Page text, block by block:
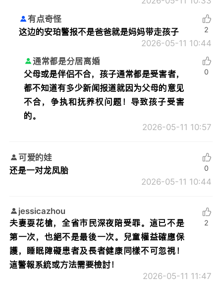
有点奇怪
这边的安珀警报不是爸爸就是妈妈带走孩子
2026-05-11 10:44
2
通常都是分居离婚
父母或是伴侣不合，孩子通常都是受害者，
都不知道有多少新闻报道就因为父母的意见
不合，争执和抚养权问题！导致孩子受害
的。
2026-05-11 10:57
0
可爱的娃
还是一对龙凤胎
2026-05-11 10:44
0
jessicazhou
夫妻耍花槍，全省市民深夜陪受罪。這已不是
第一次，也絕不是最後一次。兒童權益確應保
護，睡眠障礙患者及長者健康同樣不可忽視！
這警報系統或方法需要檢討！
2026-05-11 11:47
2